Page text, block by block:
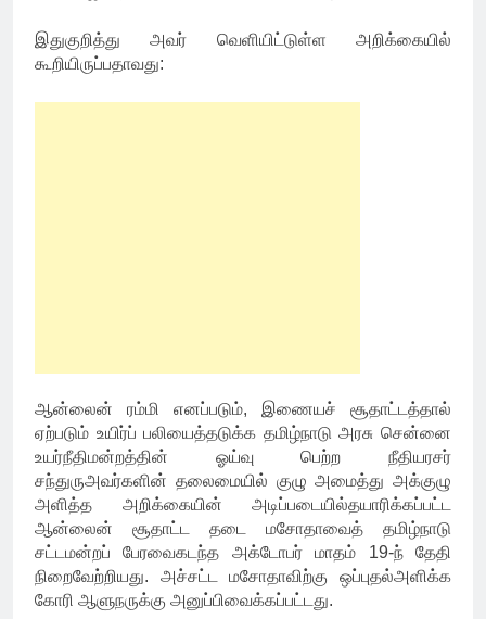
இதுகுறித்து அவர் வெளியிட்டுள்ள அறிக்கையில்
கூறியிருப்பதாவது:
ஆன்லைன் ரம்மி எனப்படும், இணையச் சூதாட்டத்தால்
ஏற்படும் உயிர்ப் பலியைத்தடுக்க தமிழ்நாடு அரசு சென்னை
உயர்நீதிமன்றத்தின் ஓய்வு பெற்ற நீதியரசர்
சந்துருஅவர்களின் தலைமையில் குழு அமைத்து அக்குழு
அளித்த அறிக்கையின் அடிப்படையில்தயாரிக்கப்பட்ட
ஆன்லைன் சூதாட்ட தடை மசோதாவைத் தமிழ்நாடு
சட்டமன்றப் பேரவைகடந்த அக்டோபர் மாதம் 19-ந் தேதி
நிறைவேற்றியது. அச்சட்ட மசோதாவிற்கு ஒப்புதல்அளிக்க
கோரி ஆளுநருக்கு அனுப்பிவைக்கப்பட்டது.